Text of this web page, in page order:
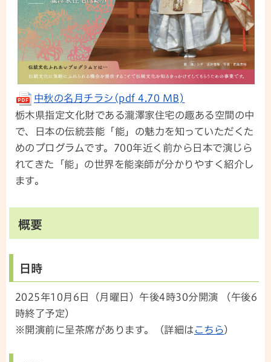
中秋の名月チラシ(pdf 4.70 MB)
栃木県指定文化財である瀧澤家住宅の趣ある空間の中
で、日本の伝統芸能「能」の魅力を知っていただくた
めのプログラムです。700年近く前から日本で演じら
れてきた「能」の世界を能楽師が分かりやすく紹介し
ます。
概要
日時
2025年10月6日（月曜日）午後4時30分開演 （午後6
時終了予定）
※開演前に呈茶席があります。（詳細は こちら）